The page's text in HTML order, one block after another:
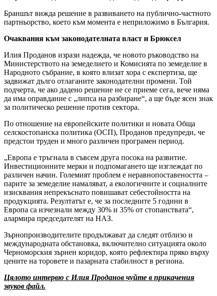
Браншът вижда решение в развиването на публично-частното
партньорство, което към момента е неприложимо в България.
Очаквания към законодателната власт и Брюксел
Илия Проданов изрази надежда, че новото ръководство на
Министерството на земеделието и Комисията по земеделие в
Народното събрание, в която влизат хора с експертиза, ще
задвижат дълго отлаганите законодателни промени. Той
подчерта, че ако дадено решение не се приеме сега, вече няма
да има оправдание с „липса на разбиране“, а ще бъде ясен знак
за политическо решение против сектора.
По отношение на европейските политики и новата Обща
селскостопанска политика (ОСП), Проданов предупреди, че
предстои труден и много различен програмен период.
„Европа е тръгнала в съвсем друга посока на развитие.
Инвестиционните мерки и подпомагането ще изглеждат по
различен начин. Големият проблем е неравнопоставеността –
парите за земеделие намаляват, а екологичните и социалните
изисквания непрекъснато повишават себестойността на
продукцията. Резултатът е, че за последните 5 години в
Европа са изчезнали между 30% и 35% от стопанствата“,
алармира председателят на НАЗ.
Зърнопроизводителите продължават да следят отблизо и
международната обстановка, включително ситуацията около
Черноморския зърнен коридор, която рефлектира пряко върху
цените на торовете и пазарната стабилност в региона.
Цялото интервю с Илия Проданов чуйте в прикачения
звуков файл.